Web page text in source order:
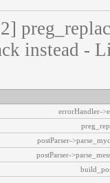
instead -
errorHandler-
postParser-
postParser-